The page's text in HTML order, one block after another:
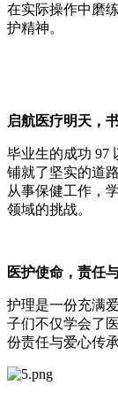
在实际操作中磨
护精神。
启航医疗明天，
毕业生的成功 97
铺就了坚实的道
从事保健工作，
领域的挑战。
医护使命，责任
护理是一份充满
子们不仅学会了
份责任与爱心传